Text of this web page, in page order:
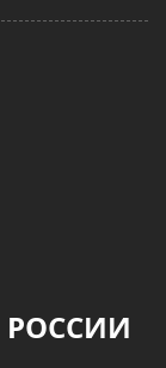
РОССИИ